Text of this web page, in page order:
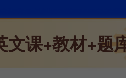
文课+教材+题